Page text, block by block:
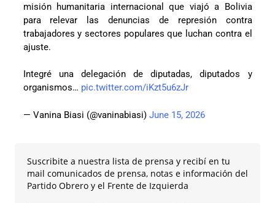
misión humanitaria internacional que viajó a Bolivia
para relevar las denuncias de represión contra
trabajadores y sectores populares que luchan contra el
ajuste.
Integré una delegación de diputadas, diputados y
organismos… pic.twitter.com/iKzt5u6zJr
— Vanina Biasi (@vaninabiasi) June 15, 2026
Suscribite a nuestra lista de prensa y recibí en tu
mail comunicados de prensa, notas e información del
Partido Obrero y el Frente de Izquierda